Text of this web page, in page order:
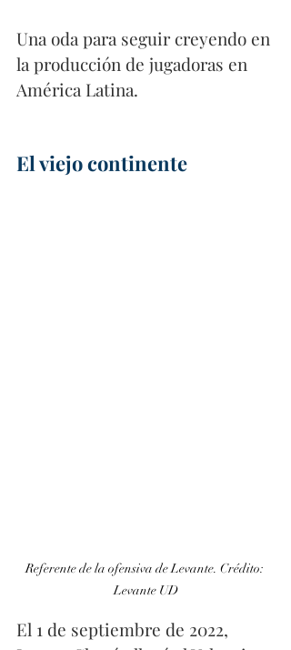
Una oda para seguir creyendo en
la producción de jugadoras en
América Latina.
El viejo continente
Referente de la ofensiva de Levante. Crédito:
Levante UD
El 1 de septiembre de 2022,